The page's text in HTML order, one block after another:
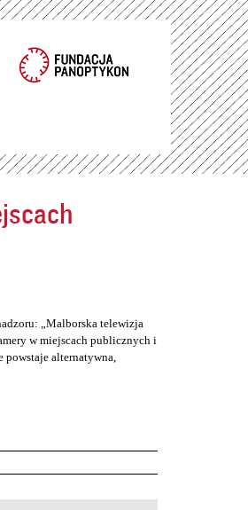
„Malborska telewizja
w miejscach publicznych i
powstaje alternatywna,